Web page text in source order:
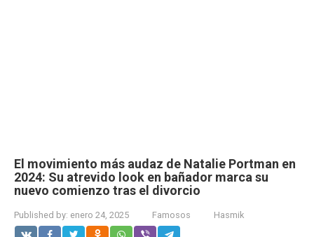
El movimiento más audaz de Natalie Portman en
2024: Su atrevido look en bañador marca su
nuevo comienzo tras el divorcio
Published by: enero 24, 2025 Famosos Hasmik